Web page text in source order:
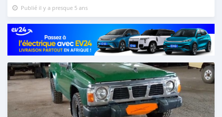
Publié il y a presque 5 ans